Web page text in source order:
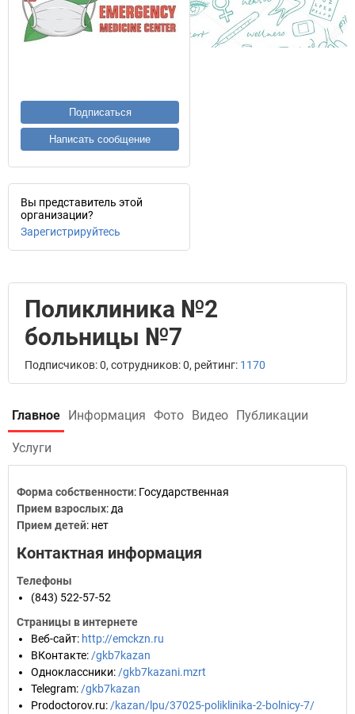
Подписаться
Написать сообщение
Вы представитель этой
организации?
Зарегистрируйтесь
Поликлиника №2
больницы №7
Подписчиков: 0, сотрудников: 0, рейтинг: 1170
Главное Информация Фото Видео Публикации
Услуги
Форма собственности: Государственная
Прием взрослых: да
Прием детей: нет
Контактная информация
Телефоны
(843) 522-57-52
Страницы в интернете
Веб-сайт: http://emckzn.ru
ВКонтакте: /gkb7kazan
Одноклассники: /gkb7kazani.mzrt
Telegram: /gkb7kazan
Prodoctorov.ru: /kazan/lpu/37025-poliklinika-2-bolnicy-7/